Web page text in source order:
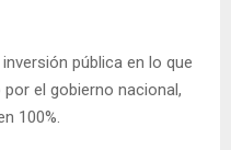
pública en lo que
el gobierno nacional,
100%.